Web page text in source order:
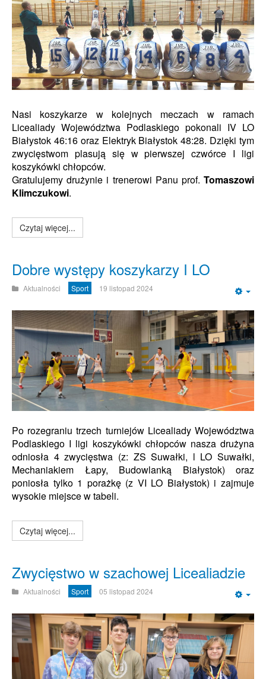
Nasi koszykarze w kolejnych meczach w ramach
Licealiady Województwa Podlaskiego pokonali IV LO
Białystok 46:16 oraz Elektryk Białystok 48:28. Dzięki tym
zwycięstwom plasują się w pierwszej czwórce I ligi
koszykówki chłopców.
Gratulujemy drużynie i trenerowi Panu prof. Tomaszowi
Klimczukowi.
Czytaj więcej...
Dobre występy koszykarzy I LO
Aktualności Sport 19 listopad 2024
Po rozegraniu trzech turniejów Licealiady Województwa
Podlaskiego I ligi koszykówki chłopców nasza drużyna
odniosła 4 zwycięstwa (z: ZS Suwałki, l LO Suwałki,
Mechaniakiem Łapy, Budowlanką Białystok) oraz
poniosła tylko 1 porażkę (z VI LO Białystok) i zajmuje
wysokie miejsce w tabeli.
Czytaj więcej...
Zwycięstwo w szachowej Licealiadzie
Aktualności Sport 05 listopad 2024